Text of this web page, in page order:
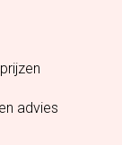
advies